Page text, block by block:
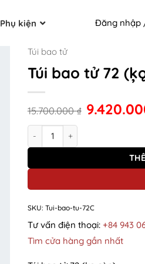
Phụ kiện Đăng nhập
Túi bao tử
Túi bao tử 72
15.700.000₫
Túi bao tử 72 (ķǫ çòŋ) số lượng
SKU: Tui-bao-tu-72C
Tư vấn điện thoại: +84 943
Tìm cửa hàng gần nhất